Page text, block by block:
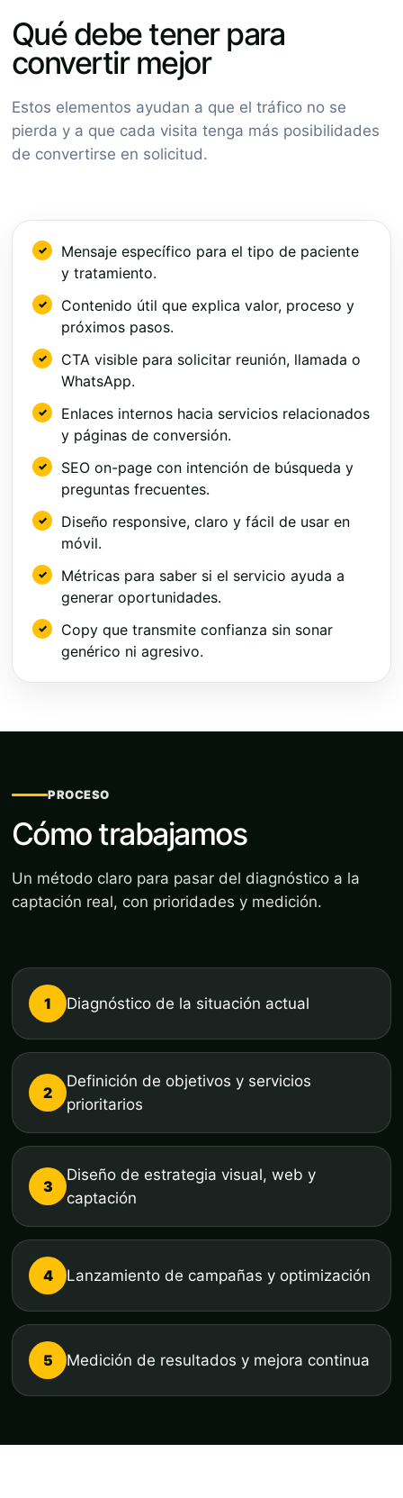
Qué debe tener para
convertir mejor
Estos elementos ayudan a que el tráfico no se
pierda y a que cada visita tenga más posibilidades
de convertirse en solicitud.
Mensaje específico para el tipo de paciente
y tratamiento.
Contenido útil que explica valor, proceso y
próximos pasos.
CTA visible para solicitar reunión, llamada o
WhatsApp.
Enlaces internos hacia servicios relacionados
y páginas de conversión.
SEO on-page con intención de búsqueda y
preguntas frecuentes.
Diseño responsive, claro y fácil de usar en
móvil.
Métricas para saber si el servicio ayuda a
generar oportunidades.
Copy que transmite confianza sin sonar
genérico ni agresivo.
PROCESO
Cómo trabajamos
Un método claro para pasar del diagnóstico a la
captación real, con prioridades y medición.
1 Diagnóstico de la situación actual
2
Definición de objetivos y servicios
prioritarios
3
Diseño de estrategia visual, web y
captación
4 Lanzamiento de campañas y optimización
5 Medición de resultados y mejora continua